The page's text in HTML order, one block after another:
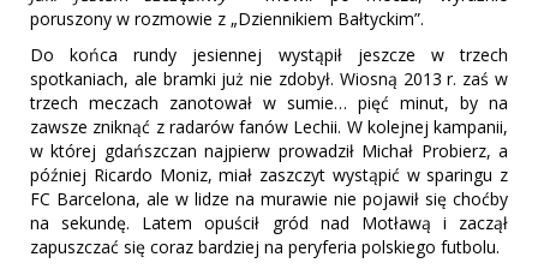
poruszony w rozmowie z „Dziennikiem Bałtyckim”.
Do końca rundy jesiennej wystąpił jeszcze w trzech
spotkaniach, ale bramki już nie zdobył. Wiosną 2013 r. zaś w
trzech meczach zanotował w sumie… pięć minut, by na
zawsze zniknąć z radarów fanów Lechii. W kolejnej kampanii,
w której gdańszczan najpierw prowadził Michał Probierz, a
później Ricardo Moniz, miał zaszczyt wystąpić w sparingu z
FC Barcelona, ale w lidze na murawie nie pojawił się choćby
na sekundę. Latem opuścił gród nad Motławą i zaczął
zapuszczać się coraz bardziej na peryferia polskiego futbolu.